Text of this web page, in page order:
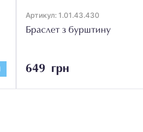
Артикул: 1.01.43.430
Браслет з бурштину
649 грн